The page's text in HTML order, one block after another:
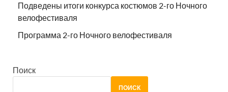
Подведены итоги конкурса костюмов 2-го Ночного
велофестиваля
Программа 2-го Ночного велофестиваля
Поиск
ПОИСК